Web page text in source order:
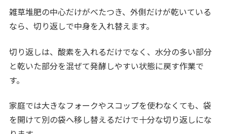
雑草堆肥の中心だけがべたつき、外側だけが乾いている
なら、切り返しで中身を入れ替えます。
切り返しは、酸素を入れるだけでなく、水分の多い部分
と乾いた部分を混ぜて発酵しやすい状態に戻す作業で
す。
家庭では大きなフォークやスコップを使わなくても、袋
を開けて別の袋へ移し替えるだけで十分な切り返しにな